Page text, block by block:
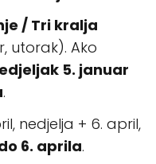
/ Tri kralja
utorak). Ako
5. januar
.
nedjelja + 6. april,
6. aprila.